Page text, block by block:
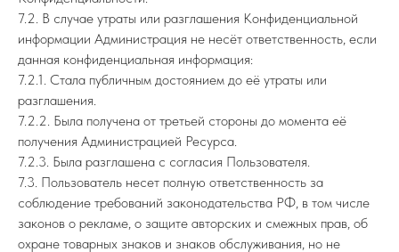
7.2. В случае утраты или разглашения Конфиденциальной
информации Администрация не несёт ответственность, если
данная конфиденциальная информация:
7.2.1. Стала публичным достоянием до её утраты или
разглашения.
7.2.2. Была получена от третьей стороны до момента её
получения Администрацией Ресурса.
7.2.3. Была разглашена с согласия Пользователя.
7.3. Пользователь несет полную ответственность за
соблюдение требований законодательства РФ, в том числе
законов о рекламе, о защите авторских и смежных прав, об
охране товарных знаков и знаков обслуживания, но не